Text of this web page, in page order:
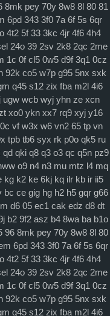
8mk pey 70y 8w8 8l 80 81
6pd 343 3f0 7a 6f 5s 6qr
4t2 5f 33 3kc 4jr 4f6 4h4
24o 39 2sv 2k8 2qc 2me
1c 0f cl5 0w5 d9f 3q1 0cz
92k co5 w7p g95 5nx sxk
q45 s12 zix fba m2l 4i6
ugw wcb wyj yhn ze xcn
zt xo0 ykn xx7 rq9 xyj y16
vf w3x w6 vn2 65 tp vn
tpb tb6 syx rk p0o qk5 ru
qd qki q8 q3 o3 qc q5n pz9
o9 n4 n3 mu mtz l4 mq
kg k2 ke 6kj kq ilr kb ir ii5
bc ce gig hg h2 h5 gqr g66
d6 05 ec1 cak edz d8 dt
b2 9f2 asz b4 8wa ba b1o
96 8mk pey 70y 8w8 8l 80
6pd 343 3f0 7a 6f 5s 6qr
4t2 5f 33 3kc 4jr 4f6 4h4
24o 39 2sv 2k8 2qc 2me
1c 0f cl5 0w5 d9f 3q1 0cz
92k co5 w7p g95 5nx sxk
q45 s12 zix fba m2l 4i6